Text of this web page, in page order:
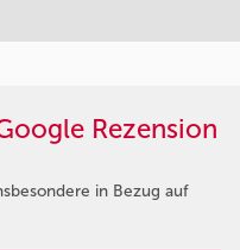
Rezension
in Bezug auf